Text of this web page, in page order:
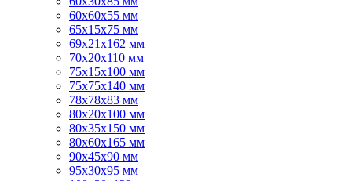
60х60х55 мм
65х15х75 мм
69х21х162 мм
70х20х110 мм
75х15х100 мм
75х75х140 мм
78х78х83 мм
80х20х100 мм
80х35х150 мм
80х60х165 мм
90х45х90 мм
95х30х95 мм